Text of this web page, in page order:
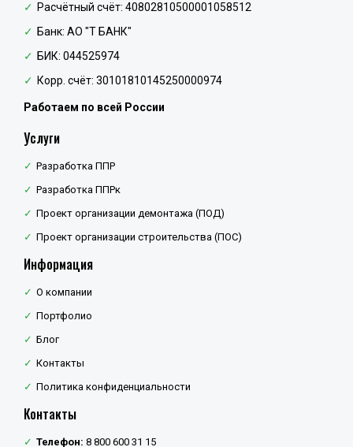
Расчётный счёт: 40802810500001058512
Банк: АО "Т БАНК"
БИК: 044525974
Корр. счёт: 30101810145250000974
Работаем по всей России
Услуги
Разработка ППР
Разработка ППРк
Проект организации демонтажа (ПОД)
Проект организации строительства (ПОС)
Информация
О компании
Портфолио
Блог
Контакты
Политика конфиденциальности
Контакты
Телефон: 8 800 600 31 15